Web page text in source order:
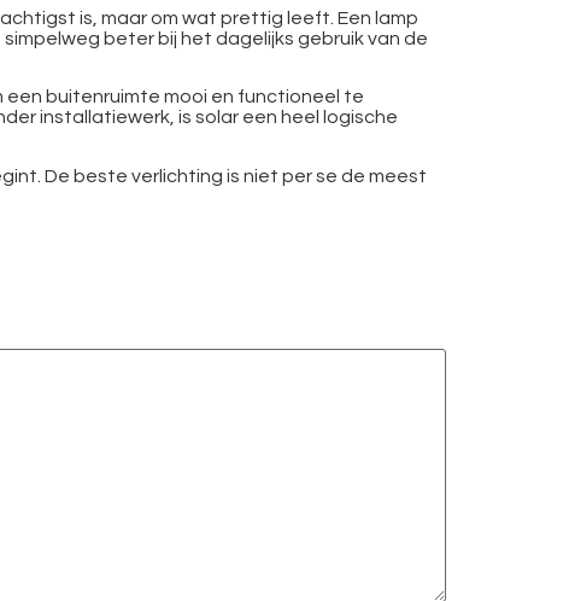
is, maar om wat prettig leeft. Een lamp
beter bij het dagelijks gebruik van de
een buitenruimte mooi en functioneel te
installatiewerk, is solar een heel logische
De beste verlichting is niet per se de meest